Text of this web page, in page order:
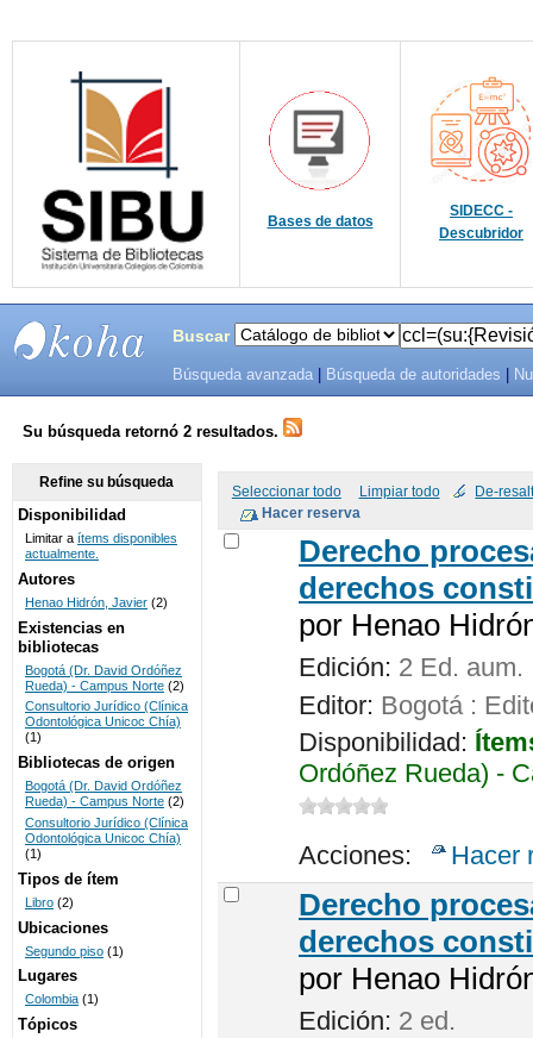
Bases de datos
SIDECC -
Descubridor
SISTEMAS
DE
BIBLIOTECAS
UNICOC
Buscar
Búsqueda avanzada Búsqueda de autoridades
Su búsqueda retornó 2 resultados.
Seleccionar todo Limpiar todo De-
Derecho
derechos
por Henao
Edición: 2 Ed. aum.
Editor: Bogotá :
Disponibilidad:
Ordóñez Rueda) -
Acciones: Hacer
Derecho
derechos
por Henao
Edición: 2 ed.
Refine su búsqueda
Disponibilidad
Limitar a ítems disponibles
actualmente.
Autores
Henao Hidrón, Javier (2)
Existencias en
bibliotecas
Bogotá (Dr. David Ordóñez
Rueda) - Campus Norte (2)
Consultorio Jurídico (Clínica
Odontológica Unicoc Chía)
(1)
Bibliotecas de origen
Bogotá (Dr. David Ordóñez
Rueda) - Campus Norte (2)
Consultorio Jurídico (Clínica
Odontológica Unicoc Chía)
(1)
Tipos de ítem
Libro (2)
Ubicaciones
Segundo piso (1)
Lugares
Colombia (1)
Tópicos